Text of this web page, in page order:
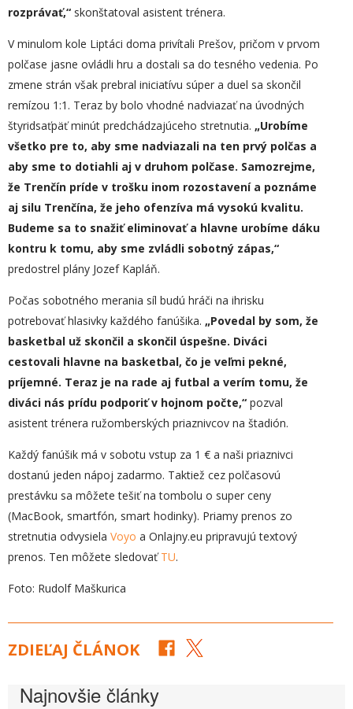
rozprávať,“ skonštatoval asistent trénera.
V minulom kole Liptáci doma privítali Prešov, pričom v prvom
polčase jasne ovládli hru a dostali sa do tesného vedenia. Po
zmene strán však prebral iniciatívu súper a duel sa skončil
remízou 1:1. Teraz by bolo vhodné nadviazať na úvodných
štyridsaťpäť minút predchádzajúceho stretnutia. „Urobíme
všetko pre to, aby sme nadviazali na ten prvý polčas a
aby sme to dotiahli aj v druhom polčase. Samozrejme,
že Trenčín príde v trošku inom rozostavení a poznáme
aj silu Trenčína, že jeho ofenzíva má vysokú kvalitu.
Budeme sa to snažiť eliminovať a hlavne urobíme dáku
kontru k tomu, aby sme zvládli sobotný zápas,“
predostrel plány Jozef Kapláň.
Počas sobotného merania síl budú hráči na ihrisku
potrebovať hlasivky každého fanúšika. „Povedal by som, že
basketbal už skončil a skončil úspešne. Diváci
cestovali hlavne na basketbal, čo je veľmi pekné,
príjemné. Teraz je na rade aj futbal a verím tomu, že
diváci nás prídu podporiť v hojnom počte,“ pozval
asistent trénera ružomberských priaznivcov na štadión.
Každý fanúšik má v sobotu vstup za 1 € a naši priaznivci
dostanú jeden nápoj zadarmo. Taktiež cez polčasovú
prestávku sa môžete tešiť na tombolu o super ceny
(MacBook, smartfón, smart hodinky). Priamy prenos zo
stretnutia odvysiela Voyo a Onlajny.eu pripravujú textový
prenos. Ten môžete sledovaťTU.
Foto: Rudolf Maškurica
ZDIEĽAJ ČLÁNOK
Najnovšie články